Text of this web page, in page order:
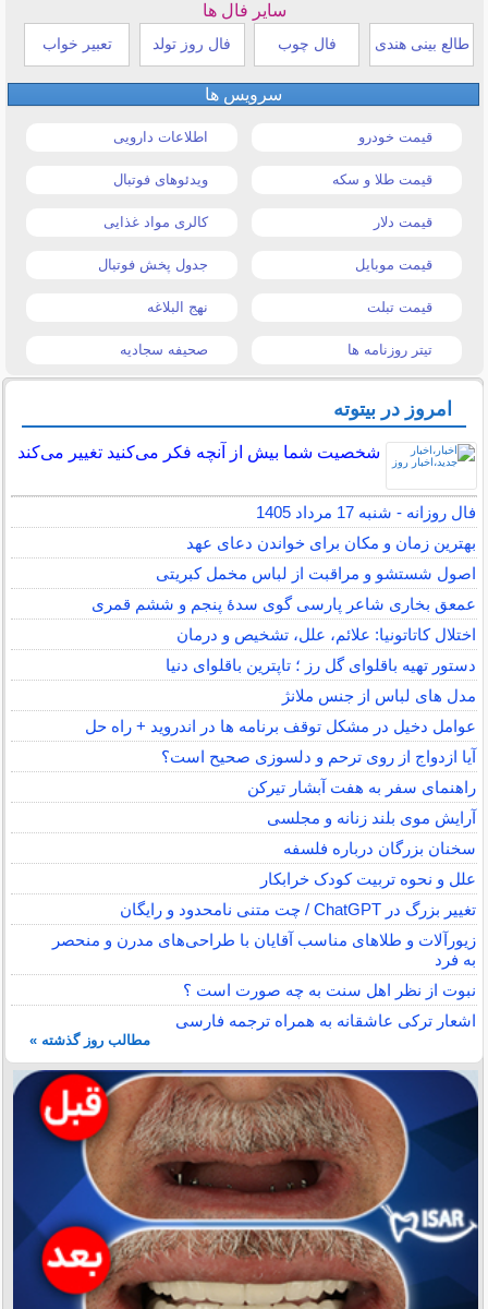
سایر فال ها
طالع بینی هندی فال چوب فال روز تولد تعبیر خواب
سرویس ها
قیمت خودرو اطلاعات دارویی
قیمت طلا و سکه ویدئوهای فوتبال
قیمت دلار کالری مواد غذایی
قیمت موبایل جدول پخش فوتبال
قیمت تبلت نهج البلاغه
تیتر روزنامه ها صحیفه سجادیه
امروز در بیتوته
شخصیت شما بیش از آنچه فکر می‌کنید تغییر می‌کند
فال روزانه - شنبه 17 مرداد 1405
بهترین زمان و مکان برای خواندن دعای عهد
اصول شستشو و مراقبت از لباس مخمل کبریتی
عمعق بخاری شاعر پارسی گوی سدهٔ پنجم و ششم قمری
اختلال کاتاتونیا: علائم، علل، تشخیص و درمان
دستور تهیه باقلوای گل رز ؛ تاپترین باقلوای دنیا
مدل های لباس از جنس ملانژ
عوامل دخیل در مشکل توقف برنامه ها در اندروید + راه حل
آیا ازدواج از روی ترحم و دلسوزی صحیح است؟
راهنمای سفر به هفت آبشار تیرکن
آرایش موی بلند زنانه و مجلسی
سخنان بزرگان درباره فلسفه
علل و نحوه تربیت کودک خرابکار
تغییر بزرگ در ChatGPT / چت متنی نامحدود و رایگان
زیورآلات و طلاهای مناسب آقایان با طراحی‌های مدرن و منحصر
به فرد
نبوت از نظر اهل سنت به چه صورت است ؟
اشعار ترکی عاشقانه به همراه ترجمه فارسی
مطالب روز گذشته »